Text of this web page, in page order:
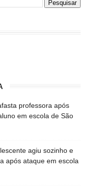
professora após
em escola de São
agiu sozinho e
após ataque em escola